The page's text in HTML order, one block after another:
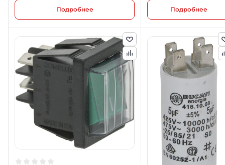
Подробнее Подробнее